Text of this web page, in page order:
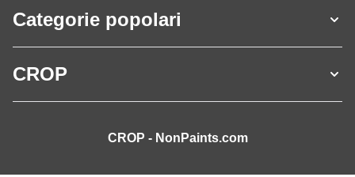
Categorie popolari
CROP
CROP - NonPaints.com